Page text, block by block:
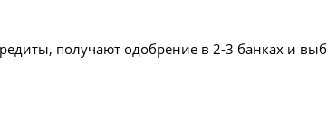
получают одобрение в 2-3 банках и